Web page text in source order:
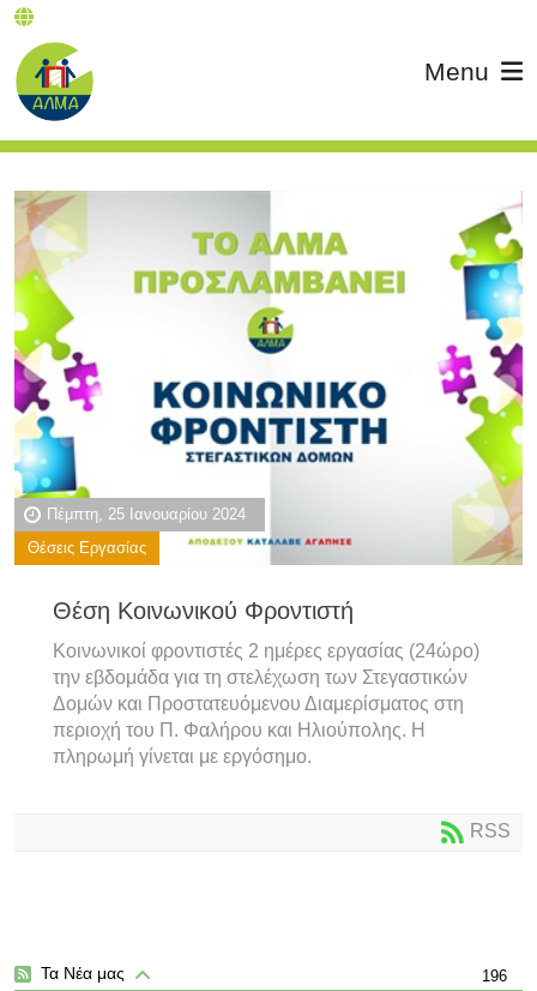
Menu
Πέμπτη, 25 Ιανουαρίου 2024
Θέσεις Εργασίας
Θέση Κοινωνικού Φροντιστή
Κοινωνικοί φροντιστές 2 ημέρες εργασίας (24ώρο)
την εβδομάδα για τη στελέχωση των Στεγαστικών
Δομών και Προστατευόμενου Διαμερίσματος στη
περιοχή του Π. Φαλήρου και Ηλιούπολης. Η
πληρωμή γίνεται με εργόσημο.
RSS
Τα Νέα μας 196